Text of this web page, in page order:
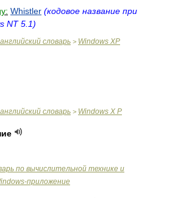
Whistler (кодовое название при
NT 5.1)
словарь > Windows XP
словарь > Windows X P
по вычислительной технике и
приложение